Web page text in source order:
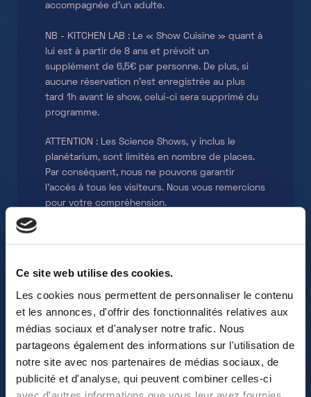
Ce site web utilise des cookies.
Les cookies nous permettent de personnaliser le contenu
et les annonces, d'offrir des fonctionnalités relatives aux
médias sociaux et d'analyser notre trafic. Nous
partageons également des informations sur l'utilisation de
notre site avec nos partenaires de médias sociaux, de
publicité et d'analyse, qui peuvent combiner celles-ci
accompagnée d’un adulte.
NB - KITCHEN LAB : Le « Show Cuisine » quant à
lui est à partir de 8 ans et prévoit un
supplément de 6,5€ par personne. De plus, si
aucune réservation n’est enregistrée au plus
tard 1h avant le show, celui-ci sera supprimé du
programme.
ATTENTION : Les Science Shows, y inclus le
planétarium, sont limités en nombre de places.
Par conséquent, nous ne pouvons garantir
l’accès à tous les visiteurs. Nous vous remercions
pour votre compréhension.
Un super endroit pour apprendre tout en
s’amusant ! J'aime tellement cet endroit
que j'ai acheté un pass d'un an !
Intéressant pour petits et grands, il